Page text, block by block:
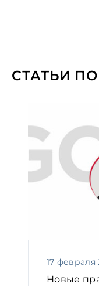
СТАТЬИ
17 февраля
Новые